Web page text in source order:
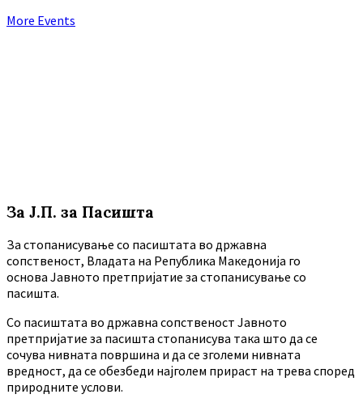
Back
More Events
За Ј.П. за Пасишта
За стопанисување со пасиштата во државна
сопственост, Владата на Република Македонија го
основа Јавното претпријатие за стопанисување со
пасишта.
Co пасиштата во државна сопственост Јавното
претпријатие за пасишта стопанисува така што да се
сочува нивната површина и да се зголеми нивната
вредност, да се обезбеди најголем прираст на трева според
природните услови.